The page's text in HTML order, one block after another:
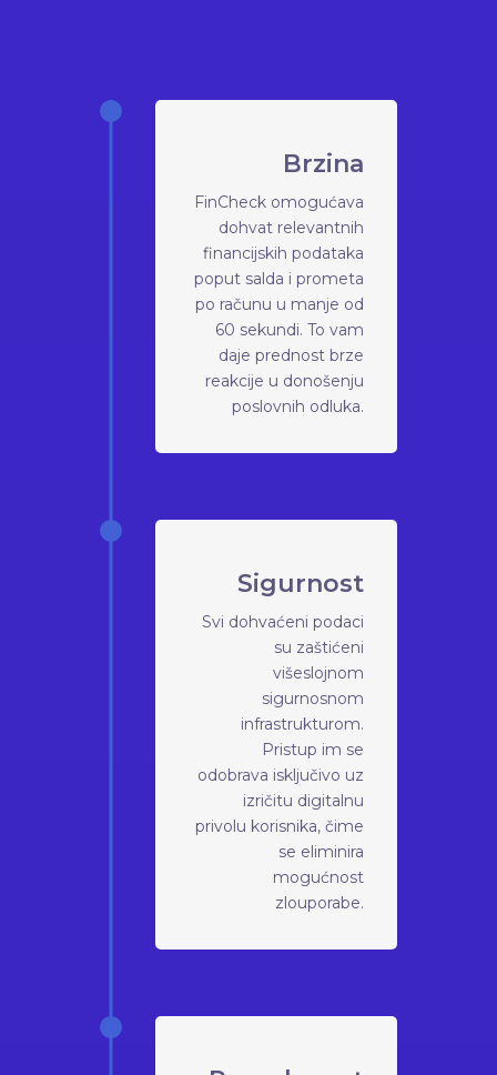
Brzina
FinCheck omogućava
dohvat relevantnih
financijskih podataka
poput salda i prometa
po računu u manje od
60 sekundi. To vam
daje prednost brze
reakcije u donošenju
poslovnih odluka.
Sigurnost
Svi dohvaćeni podaci
su zaštićeni
višeslojnom
sigurnosnom
infrastrukturom.
Pristup im se
odobrava isključivo uz
izričitu digitalnu
privolu korisnika, čime
se eliminira
mogućnost
zlouporabe.